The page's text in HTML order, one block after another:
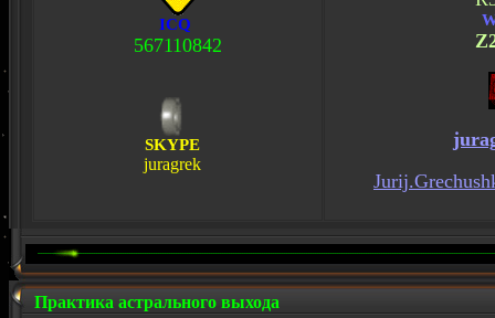
ICQ
567110842
SKYPE
juragrek
Практика астрального выхода